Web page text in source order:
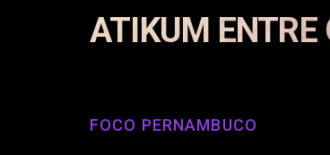
ATIKUM ENTRE
FOCO PERNAMBUCO